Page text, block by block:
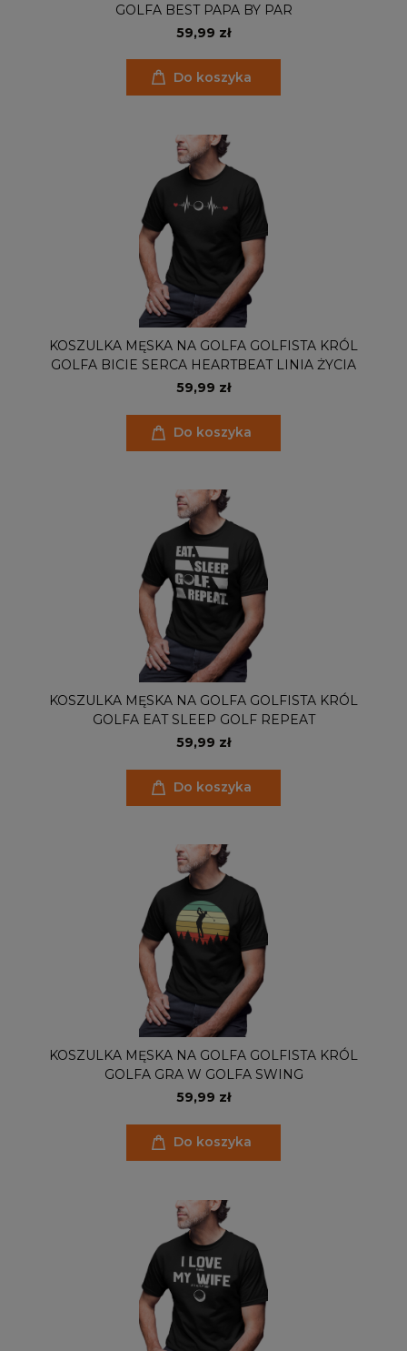
GOLFA BEST PAPA BY PAR
59,99 zł
Do koszyka
KOSZULKA MĘSKA NA GOLFA GOLFISTA KRÓL
GOLFA BICIE SERCA HEARTBEAT LINIA ŻYCIA
59,99 zł
Do koszyka
KOSZULKA MĘSKA NA GOLFA GOLFISTA KRÓL
GOLFA EAT SLEEP GOLF REPEAT
59,99 zł
Do koszyka
KOSZULKA MĘSKA NA GOLFA GOLFISTA KRÓL
GOLFA GRA W GOLFA SWING
59,99 zł
Do koszyka